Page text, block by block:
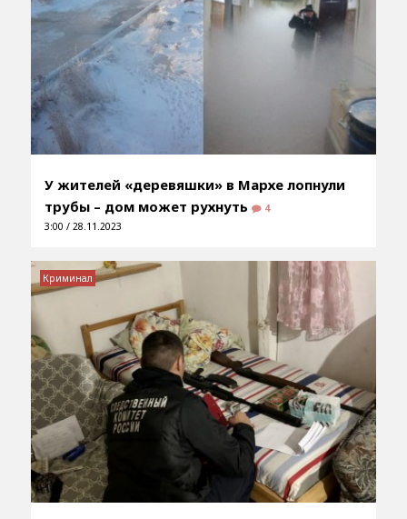
У жителей «деревяшки» в Мархе лопнули
трубы – дом может рухнуть
4
3:00 / 28.11.2023
Криминал